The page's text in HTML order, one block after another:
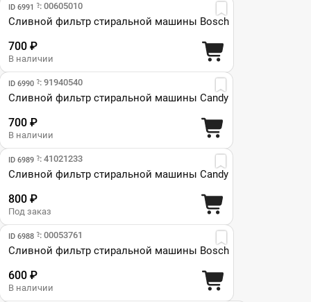
ID 6991
Парт №: 00605010
Сливной фильтр стиральной машины Bosch
700 ₽
В наличии
ID 6990
Парт №: 91940540
Сливной фильтр стиральной машины Candy
700 ₽
В наличии
ID 6989
Парт №: 41021233
Сливной фильтр стиральной машины Candy
800 ₽
Под заказ
ID 6988
Парт №: 00053761
Сливной фильтр стиральной машины Bosch
600 ₽
В наличии